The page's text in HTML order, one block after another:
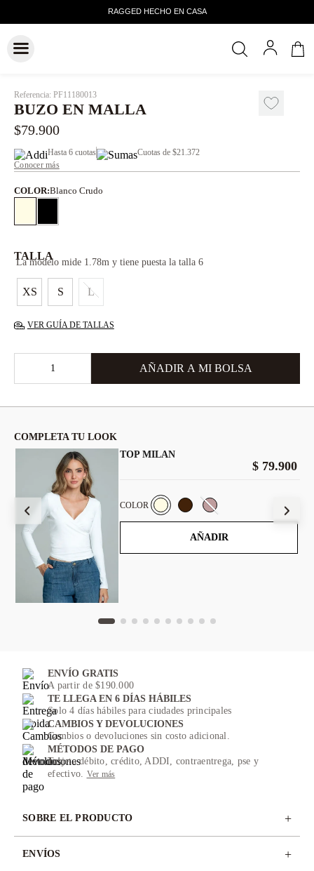
Referencia: PF11180013
BUZO EN MALLA
$79.900
Hasta 6 cuotas Cuotas de $21.372
Conocer más
COLOR:Blanco Crudo
TALLA
XS S L
La modelo mide 1.78m y tiene puesta la talla 6
VER GUÍA DE TALLAS
COMPLETA TU LOOK
TOP MILAN
$ 79.900
COLOR
AÑADIR
ENVÍO GRATIS
A partir de $190.000
TE LLEGA EN 6 DÍAS HÁBILES
Solo 4 días hábiles para ciudades principales
CAMBIOS Y DEVOLUCIONES
Cambios o devoluciones sin costo adicional.
MÉTODOS DE PAGO
Tarjeta débito, crédito, ADDI, contraentrega, pse y
efectivo. Ver más
SOBRE EL PRODUCTO +
ENVÍOS +